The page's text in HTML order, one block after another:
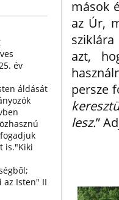
év
áldását
is."Kiki
az Isten" II
mások
az Úr,
azt,
persze
lesz.”